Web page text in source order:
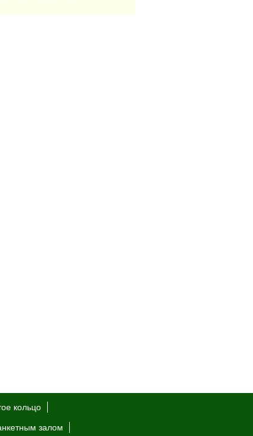
кольцо
залом